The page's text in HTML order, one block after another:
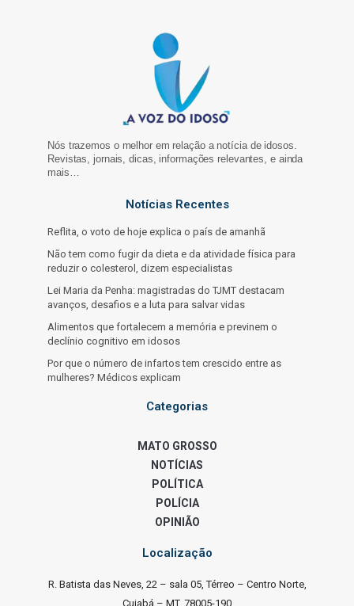
Nós trazemos o melhor em relação a notícia de idosos.
Revistas, jornais, dicas, informações relevantes, e ainda
mais…
Notícias Recentes
Reflita, o voto de hoje explica o país de amanhã
Não tem como fugir da dieta e da atividade física para
reduzir o colesterol, dizem especialistas
Lei Maria da Penha: magistradas do TJMT destacam
avanços, desafios e a luta para salvar vidas
Alimentos que fortalecem a memória e previnem o
declínio cognitivo em idosos
Por que o número de infartos tem crescido entre as
mulheres? Médicos explicam
Categorias
MATO GROSSO
NOTÍCIAS
POLÍTICA
POLÍCIA
OPINIÃO
Localização
R. Batista das Neves, 22 – sala 05, Térreo – Centro Norte,
Cuiabá – MT, 78005-190